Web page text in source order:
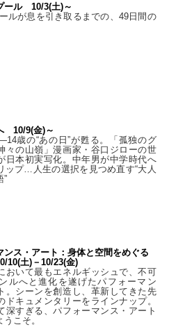
ール 10/3(土)～
ルが息を引き取るまでの、49日間の
10/9(金)～
歳の“あの日”が甦る。「孤独のグ
々の山嶺」漫画家・谷口ジローの世
日本初実写化。中年男が中学時代へ
ップ…人生の選択を見つめ直す“大人
”
ンス・アート：身体と空間をめぐる
10(土)－10/23(金)
おいて最もエネルギッシュで、不可
ルへと進化を遂げたパフォーマン
。シーンを創造し、革新してきた先
ドキュメンタリーをラインナップ。
深すぎる、パフォーマンス・アート
こそ。